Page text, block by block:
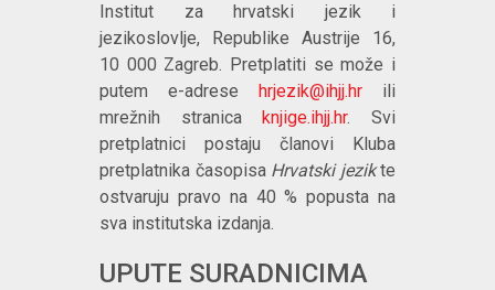
Institut za hrvatski jezik i
jezikoslovlje, Republike Austrije 16,
10 000 Zagreb. Pretplatiti se može i
putem e-adrese hrjezik@ihjj.hr ili
mrežnih stranicaknjige.ihjj.hr. Svi
pretplatnici postaju članovi Kluba
pretplatnika časopisa Hrvatski jezikte
ostvaruju pravo na 40 % popusta na
sva institutska izdanja.
UPUTE SURADNICIMA